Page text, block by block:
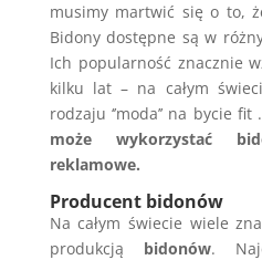
musimy martwić się o to,
Bidony dostępne są w
Ich popularność znacznie
kilku lat – na całym
rodzaju ‘’moda’’ na bycie fit .
może wykorzystać
reklamowe.
Producent bidonów
Na całym świecie wiele
produkcją bidonów.